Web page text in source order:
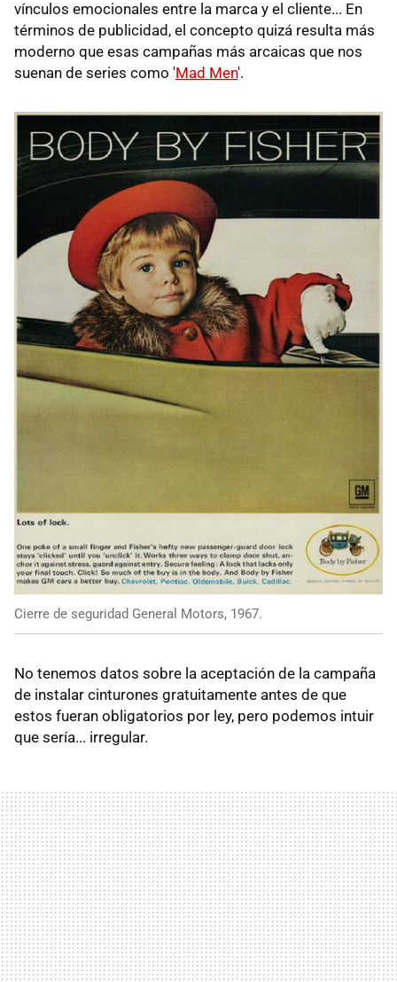
vínculos emocionales entre la marca y el cliente... En
términos de publicidad, el concepto quizá resulta más
moderno que esas campañas más arcaicas que nos
suenan de series como 'Mad Men'.
Cierre de seguridad General Motors, 1967.
No tenemos datos sobre la aceptación de la campaña
de instalar cinturones gratuitamente antes de que
estos fueran obligatorios por ley, pero podemos intuir
que sería... irregular.